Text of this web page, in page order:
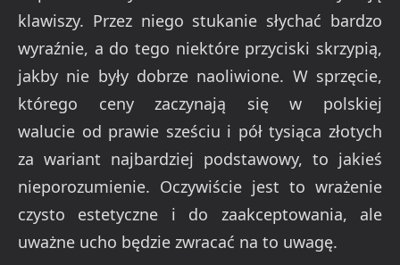
klawiszy. Przez niego stukanie słychać bardzo
wyraźnie, a do tego niektóre przyciski skrzypią,
jakby nie były dobrze naoliwione. W sprzęcie,
którego ceny zaczynają się w polskiej
walucie od prawie sześciu i pół tysiąca złotych
za wariant najbardziej podstawowy, to jakieś
nieporozumienie. Oczywiście jest to wrażenie
czysto estetyczne i do zaakceptowania, ale
uważne ucho będzie zwracać na to uwagę.